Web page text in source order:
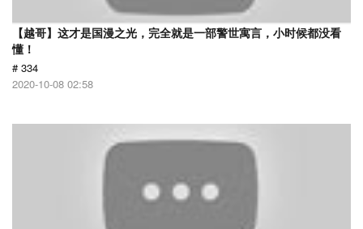
【越哥】这才是国漫之光，完全就是一部警世寓言，小时候都没看
懂！
# 334
2020-10-08 02:58